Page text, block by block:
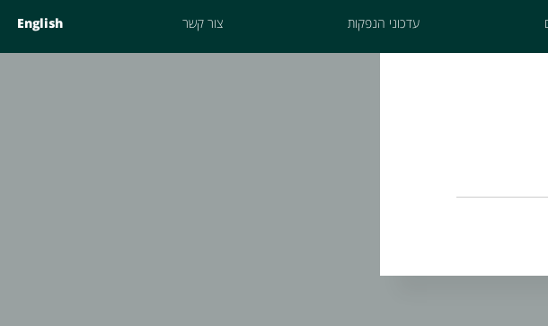
עדכוני הנפקות צור קשר English